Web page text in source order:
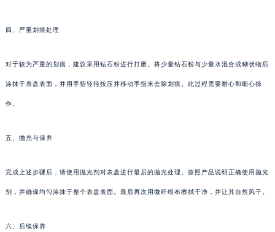
四、严重划痕处理
对于较为严重的划痕，建议采用钻石粉进行打磨。将少量钻石粉与少量水混合成糊状物后
涂抹于表盘表面，并用手指轻轻按压并移动手指来去除划痕。此过程需要耐心和细心操
作。
五、抛光与保养
完成上述步骤后，请使用抛光剂对表盘进行最后的抛光处理。按照产品说明正确使用抛光
剂，并确保均匀涂抹于整个表盘表面。最后再次用微纤维布擦拭干净，并让其自然风干。
六、后续保养